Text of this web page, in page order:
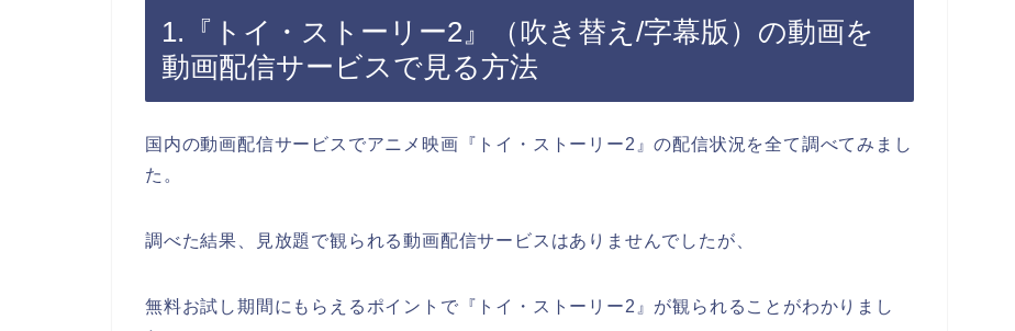
1.『トイ・ストーリー2』（吹き替え/字幕版）の動画を
動画配信サービスで見る方法
国内の動画配信サービスでアニメ映画『トイ・ストーリー2』の配信状況を全て調べてみまし
た。
調べた結果、見放題で観られる動画配信サービスはありませんでしたが、
無料お試し期間にもらえるポイントで『トイ・ストーリー2』が観られることがわかりまし